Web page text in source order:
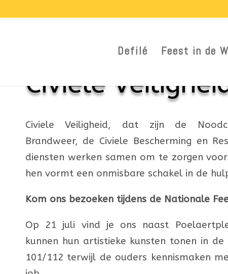
Defilé Feest in de
Civiele
Civiele Veiligheid, dat zijn de
Brandweer, de Civiele Bescherming en
diensten werken samen om te zorgen
hen vormt een onmisbare schakel in de
Kom ons bezoeken tijdens de Nationale
Op 21 juli vind je ons naast
kunnen hun artistieke kunsten tonen in de
101/112 terwijl de ouders kennismaken